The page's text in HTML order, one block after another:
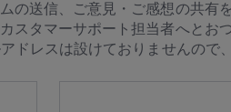
の送信、ご意見・ご感想の共有
スタマーサポート担当者へとお
レスは設けておりませんので